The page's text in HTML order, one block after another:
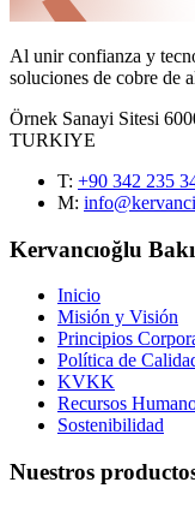
Al unir confianza y
soluciones de cobre de
Örnek Sanayi Sitesi
TURKIYE
T: +90 342 235
M:
Kervancıoğlu
Inicio
Misión y Visión
Principios
Política de
KVKK
Recursos
Sostenibilidad
Nuestros